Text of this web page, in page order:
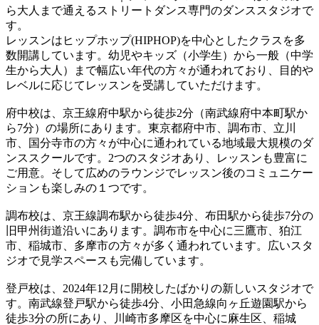
ら大人まで通えるストリートダンス専門のダンススタジオで
す。
レッスンはヒップホップ(HIPHOP)を中心としたクラスを多
数開講しています。幼児やキッズ（小学生）から一般（中学
生から大人）まで幅広い年代の方々が通われており、目的や
レベルに応じてレッスンを受講していただけます。
府中校は、京王線府中駅から徒歩2分（南武線府中本町駅か
ら7分）の場所にあります。東京都府中市、調布市、立川
市、国分寺市の方々が中心に通われている地域最大規模のダ
ンススクールです。2つのスタジオあり、レッスンも豊富に
ご用意。そして広めのラウンジでレッスン後のコミュニケー
ションも楽しみの１つです。
調布校は、京王線調布駅から徒歩4分、布田駅から徒歩7分の
旧甲州街道沿いにあります。調布市を中心に三鷹市、狛江
市、稲城市、多摩市の方々が多く通われています。広いスタ
ジオで見学スペースも完備しています。
登戸校は、2024年12月に開校したばかりの新しいスタジオで
す。南武線登戸駅から徒歩4分、小田急線向ヶ丘遊園駅から
徒歩3分の所にあり、川崎市多摩区を中心に麻生区、稲城